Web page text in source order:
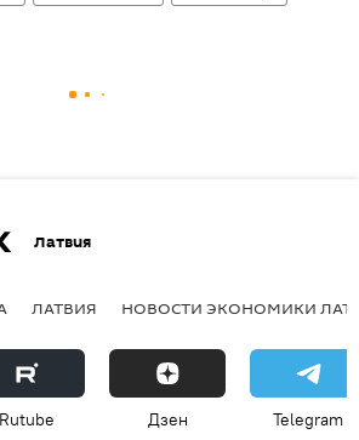
Латвия
ЛАТВИЯ НОВОСТИ ЭКОНОМИКИ
Rutube Дзен Telegram